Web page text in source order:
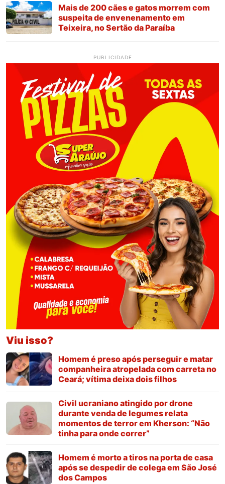
Mais de 200 cães e gatos morrem com
suspeita de envenenamento em
Teixeira, no Sertão da Paraíba
PUBLICIDADE
Viu isso?
Homem é preso após perseguir e matar
companheira atropelada com carreta no
Ceará; vítima deixa dois filhos
Civil ucraniano atingido por drone
durante venda de legumes relata
momentos de terror em Kherson: “Não
tinha para onde correr”
Homem é morto a tiros na porta de casa
após se despedir de colega em São José
dos Campos